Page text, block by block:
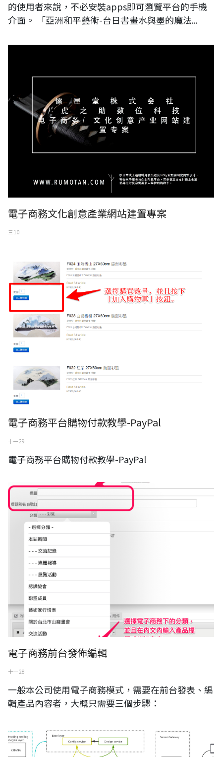
的使用者來說，不必安裝apps即可瀏覽平台的手機
介面。 「亞洲和平藝術-台日書畫水與墨的魔法...
電子商務文化創意產業網站建置專案
三 10
電子商務平台購物付款教學-PayPal
十一 29
電子商務平台購物付款教學-PayPal
電子商務前台發佈編輯
十一 28
一般本公司使用電子商務模式，需要在前台發表、編
輯產品內容者，大概只需要三個步驟：